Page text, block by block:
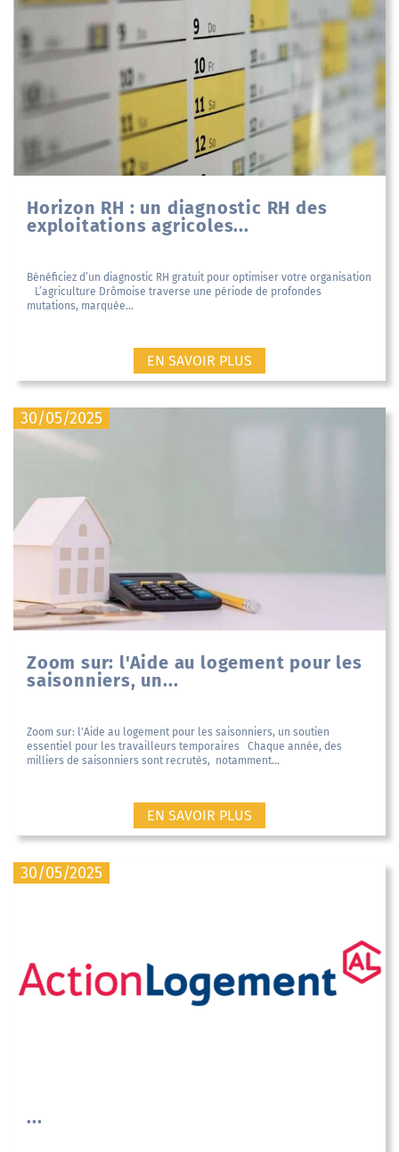
Horizon RH : un diagnostic RH des
exploitations agricoles...
Bénéficiez d’un diagnostic RH gratuit pour optimiser votre organisation
L’agriculture Drômoise traverse une période de profondes
mutations, marquée...
EN SAVOIR PLUS
30/05/2025
Zoom sur: l'Aide au logement pour les
saisonniers, un...
Zoom sur: l'Aide au logement pour les saisonniers, un soutien
essentiel pour les travailleurs temporaires Chaque année, des
milliers de saisonniers sont recrutés, notamment...
EN SAVOIR PLUS
30/05/2025
...